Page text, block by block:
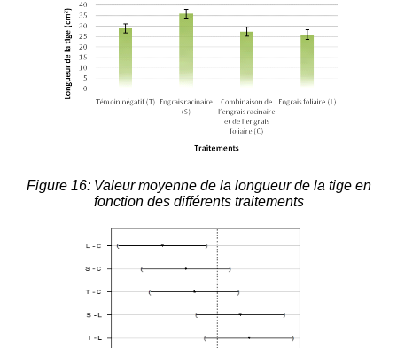
Figure 16: Valeur moyenne de la longueur de la tige en
fonction des différents traitements